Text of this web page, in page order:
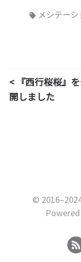
メシテーシ
< 『西行桜桜』
開しました
©